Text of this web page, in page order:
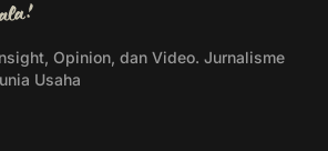
Opinion, dan Video. Jurnalisme
Usaha